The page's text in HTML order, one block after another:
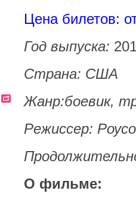
Цена билетов:
Год выпуска:
Страна: США
Жанр:боевик,
Режиссер:
О фильме: